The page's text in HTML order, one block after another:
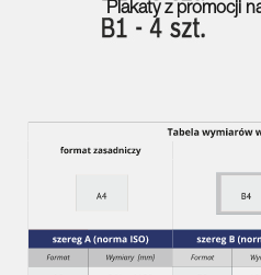
Plakaty z promocji